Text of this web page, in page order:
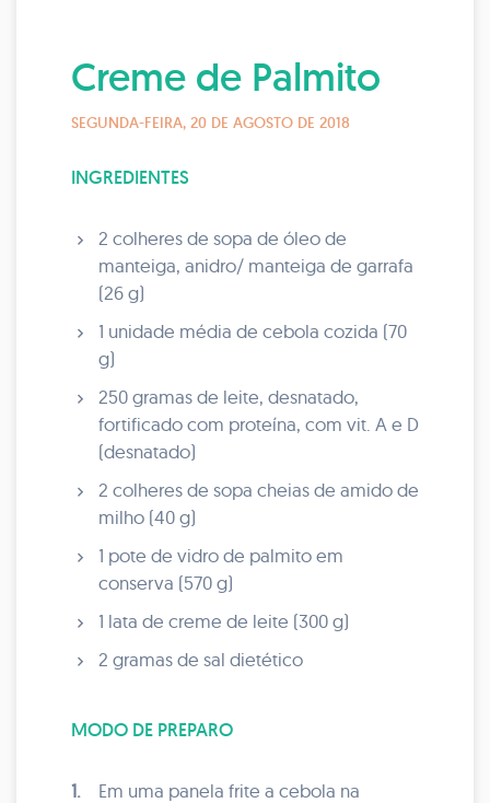
Creme de Palmito
SEGUNDA-FEIRA, 20 DE AGOSTO DE 2018
INGREDIENTES
2 colheres de sopa de óleo de
manteiga, anidro/ manteiga de garrafa
(26 g)
1 unidade média de cebola cozida (70
g)
250 gramas de leite, desnatado,
fortificado com proteína, com vit. A e D
(desnatado)
2 colheres de sopa cheias de amido de
milho (40 g)
1 pote de vidro de palmito em
conserva (570 g)
1 lata de creme de leite (300 g)
2 gramas de sal dietético
MODO DE PREPARO
1.
Em uma panela frite a cebola na